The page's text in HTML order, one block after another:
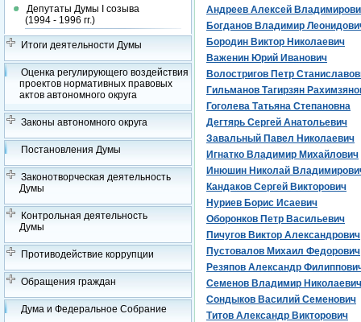
Депутаты Думы I созыва
(1994 - 1996 гг.)
Итоги деятельности Думы
Оценка регулирующего воздействия
проектов нормативных правовых
актов автономного округа
Законы автономного округа
Постановления Думы
Законотворческая деятельность
Думы
Контрольная деятельность
Думы
Противодействие коррупции
Обращения граждан
Дума и Федеральное Собрание
Андреев Алексей
Богданов Владимир
Бородин Виктор Николаевич
Важенин Юрий Иванович
Волостригов Петр
Гильманов Тагирзян
Гоголева Татьяна Степановна
Дегтярь Сергей Анатольевич
Завальный Павел Николаевич
Игнатко Владимир Михайлович
Инюшин Николай
Кандаков Сергей Викторович
Нуриев Борис Исаевич
Оборонков Петр Васильевич
Пичугов Виктор Александрович
Пустовалов Михаил Федорович
Резяпов Александр
Семенов Владимир Николаевич
Сондыков Василий Семенович
Титов Александр Викторович